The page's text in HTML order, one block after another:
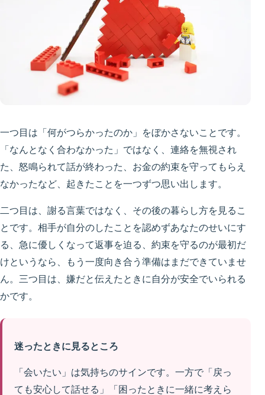
一つ目は「何がつらかったのか」をぼかさないことです。
「なんとなく合わなかった」ではなく、連絡を無視され
た、怒鳴られて話が終わった、お金の約束を守ってもらえ
なかったなど、起きたことを一つずつ思い出します。
二つ目は、謝る言葉ではなく、その後の暮らし方を見るこ
とです。相手が自分のしたことを認めずあなたのせいにす
る、急に優しくなって返事を迫る、約束を守るのが最初だ
けというなら、もう一度向き合う準備はまだできていませ
ん。三つ目は、嫌だと伝えたときに自分が安全でいられる
かです。
迷ったときに見るところ
「会いたい」は気持ちのサインです。一方で「戻っ
ても安心して話せる」「困ったときに一緒に考えら